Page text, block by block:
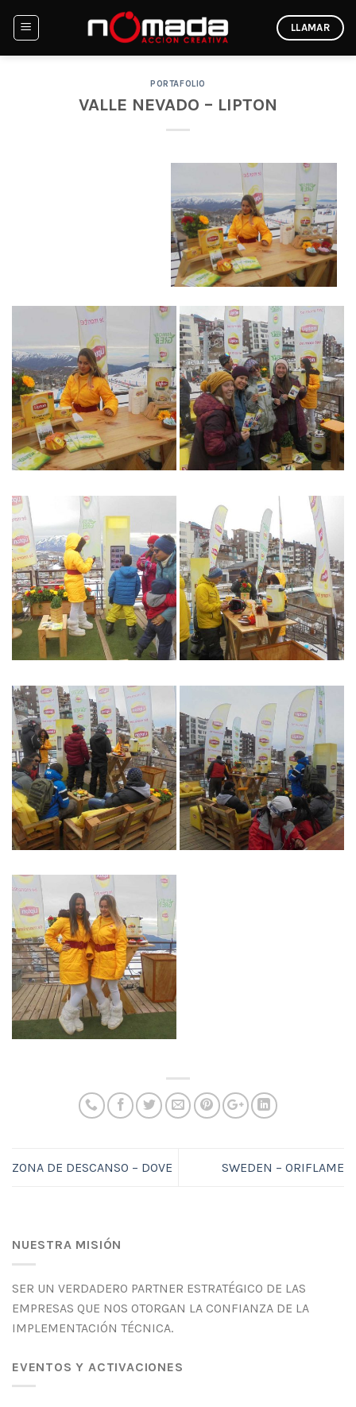
LLAMAR
PORTAFOLIO
VALLE NEVADO – LIPTON
ZONA DE DESCANSO – DOVE SWEDEN – ORIFLAME
NUESTRA MISIÓN
SER UN VERDADERO PARTNER ESTRATÉGICO DE LAS
EMPRESAS QUE NOS OTORGAN LA CONFIANZA DE LA
IMPLEMENTACIÓN TÉCNICA.
EVENTOS Y ACTIVACIONES